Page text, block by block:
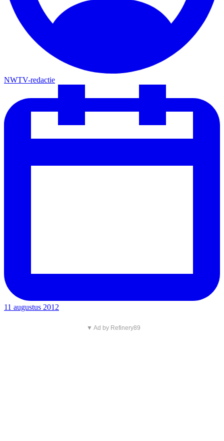
NWTV-redactie
11 augustus 2012
▼ Ad by Refinery89